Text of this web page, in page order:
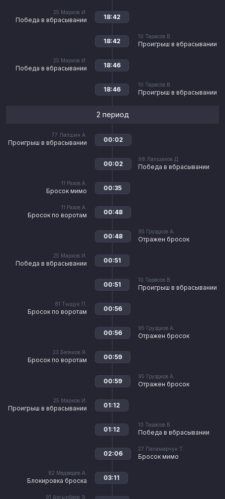
25 Марков И.
Победа в вбрасывании 18:42
10 Тарасов В.
Проигрыш в вбрасывании
18:42
25 Марков И.
Победа в вбрасывании 18:46
10 Тарасов В.
Проигрыш в вбрасывании
18:46
2 период
77 Лапшин А.
Проигрыш в вбрасывании 00:02
98 Лапшаков Д.
Победа в вбрасывании
00:02
11 Разов А.
Бросок мимо 00:35
11 Разов А.
Бросок по воротам 00:48
95 Груздков А.
Отражен бросок
00:48
25 Марков И.
Победа в вбрасывании 00:51
10 Тарасов В.
Проигрыш в вбрасывании
00:51
81 Тыщук П.
Бросок по воротам 00:56
95 Груздков А.
Отражен бросок
00:56
23 Беляков Я.
Бросок по воротам 00:59
95 Груздков А.
Отражен бросок
00:59
25 Марков И.
Проигрыш в вбрасывании 01:12
10 Тарасов В.
Победа в вбрасывании
01:12
27 Паламарчук Т.
Бросок мимо
02:06
82 Медведев А.
Блокировка броска 03:11
91 Аргынбаев Э.